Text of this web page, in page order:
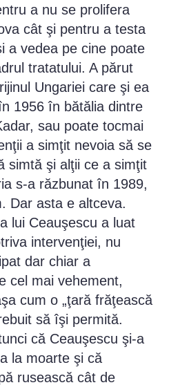
a nu se prolifera
cât şi pentru a testa
a vedea pe cine poate
tratatului. A părut
Ungariei care şi ea
1956 în bătălia dintre
sau poate tocmai
a simţit nevoia să se
simtă şi alţii ce a simţit
s-a răzbunat în 1989,
Dar asta e altceva.
lui Ceauşescu a luat
intervenţiei, nu
dar chiar a
cel mai vehement,
cum o „ţară frăţească
să îşi permită.
că Ceauşescu şi-a
la moarte şi că
rusească cât de